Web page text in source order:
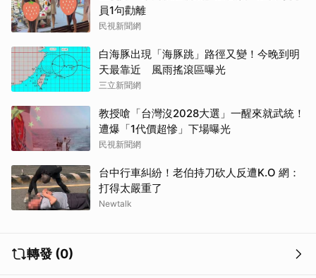
員1句勸離
民視新聞網
白海豚出現「海豚跳」路徑又變！今晚到明
天最靠近 風雨搖滾區曝光
三立新聞網
教授嗆「台灣沒2028大選」一醒來就武統！
遭爆「1代價超慘」下場曝光
民視新聞網
台中行車糾紛！老伯持刀砍人反遭K.O 網：
打得太嚴重了
Newtalk
轉發 (0)
取消